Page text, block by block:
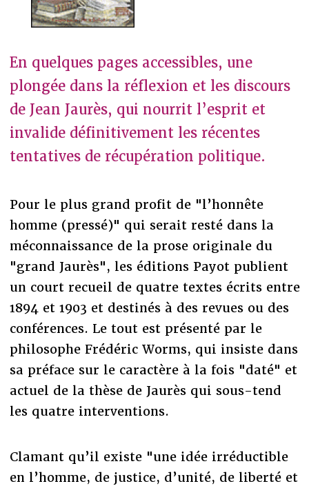
En quelques pages accessibles, une
plongée dans la réflexion et les discours
de Jean Jaurès, qui nourrit l’esprit et
invalide définitivement les récentes
tentatives de récupération politique.
Pour le plus grand profit de "l’honnête
homme (pressé)" qui serait resté dans la
méconnaissance de la prose originale du
"grand Jaurès", les éditions Payot publient
un court recueil de quatre textes écrits entre
1894 et 1903 et destinés à des revues ou des
conférences. Le tout est présenté par le
philosophe Frédéric Worms, qui insiste dans
sa préface sur le caractère à la fois "daté" et
actuel de la thèse de Jaurès qui sous-tend
les quatre interventions.
Clamant qu’il existe "une idée irréductible
en l’homme, de justice, d’unité, de liberté et